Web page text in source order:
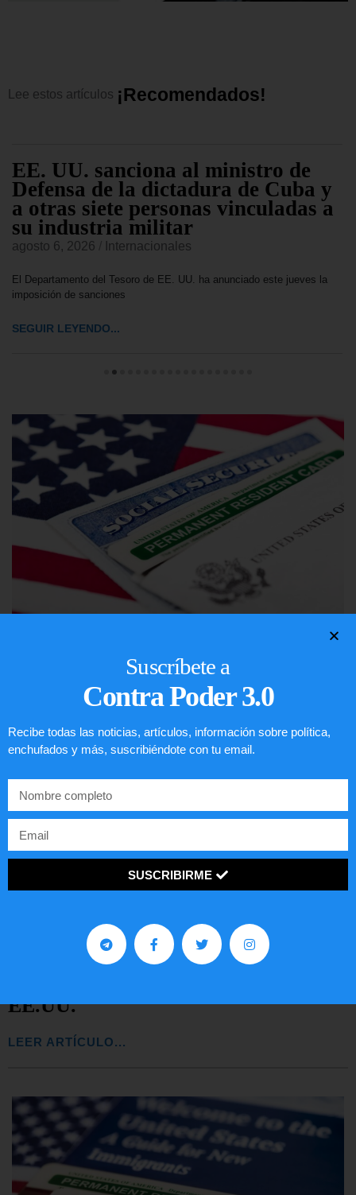
Lee estos artículos ¡Recomend ad os!
EE. UU. sanciona al ministro de
Defensa de la dictadura de Cuba y
a otras siete personas vinculadas a
su industria militar
agosto 6, 2026 Internacionales
El Departamento del Tesoro de EE. UU. ha anunciado este jueves la
imposición de sanciones
SEGUIR LEYENDO...
LEER ARTÍCULO...
EE.UU.
LEER ARTÍCULO...
Suscríbete a
Contra Poder 3.0
Recibe todas las noticias, artículos, información sobre política,
enchufados y más, suscribiéndote con tu email.
SUSCRIBIRME